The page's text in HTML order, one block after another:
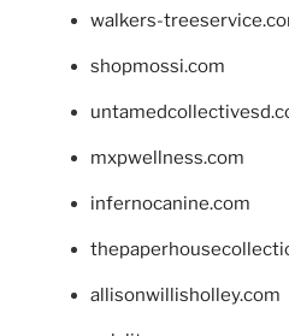
walkers-
shopmossi.com
mxpwellness.com
infernocanine.com
allisonwillisholley.com